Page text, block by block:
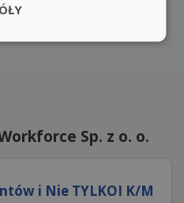
Sp. z o. o.
i Nie TYLKOI K/M